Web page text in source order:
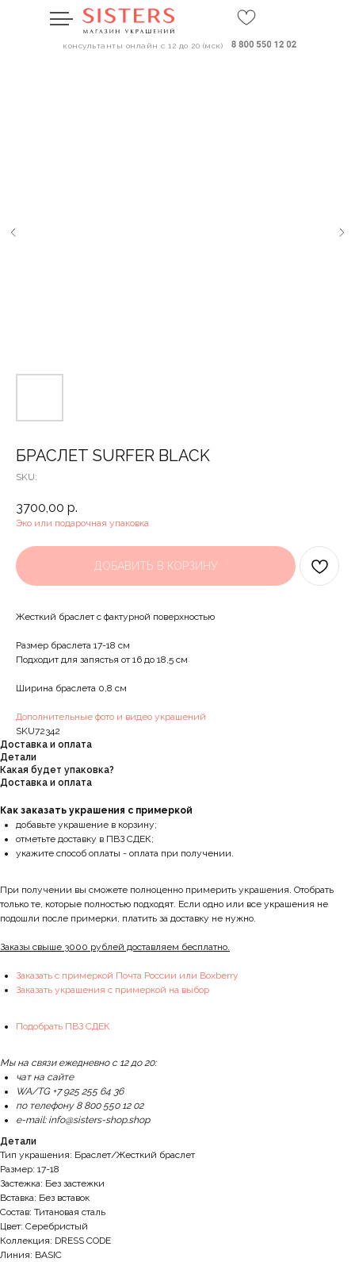
консультанты онлайн с 12 до 20 (мск)
БРАСЛЕТ SURFER BLACK
SKU:
3700,00 р.
Эко или подарочная упаковка
ДОБАВИТЬ В КОРЗИНУ
Жесткий браслет с фактурной поверхностью
Размер браслета 17-18 см
Подходит для запястья от 16 до 18,5 см
Ширина браслета 0,8 см
Дополнительные фото и видео украшений
SKU72342
Доставка и оплата
Детали
Какая будет упаковка?
Доставка и оплата
Как заказать украшения с примеркой
добавьте украшение в корзину;
отметьте доставку в ПВЗ СДЕК;
укажите способ оплаты - оплата при получении.
При получении вы сможете полноценно примерить украшения. Отобрать
только те, которые полностью подходят. Если одно или все украшения не
подошли после примерки, платить за доставку не нужно.
Заказы свыше 3000 рублей доставляем бесплатно.
Заказать с примеркой Почта России или Boxberry
Заказать украшения с примеркой на выбор
Подобрать ПВЗ СДЕК
Мы на связи ежедневно с 12 до 20:
чат на сайте
WA/TG +7 925 255 64 36
по телефону 8 800 550 12 02
e-mail: info@sisters-shop.shop
Детали
Тип украшения: Браслет/Жесткий браслет
Размер: 17-18
Застежка: Без застежки
Вставка: Без вставок
Состав: Титановая сталь
Цвет: Серебристый
Коллекция: DRESS CODE
Линия: BASIC